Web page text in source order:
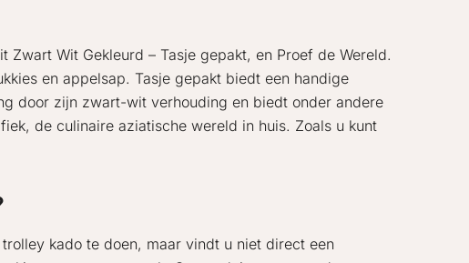
Wit Gekleurd – Tasje gepakt, en Proef de Wereld.
en appelsap. Tasje gepakt biedt een handige
door zijn zwart-wit verhouding en biedt onder andere
de culinaire aziatische wereld in huis. Zoals u kunt
kado te doen, maar vindt u niet direct een